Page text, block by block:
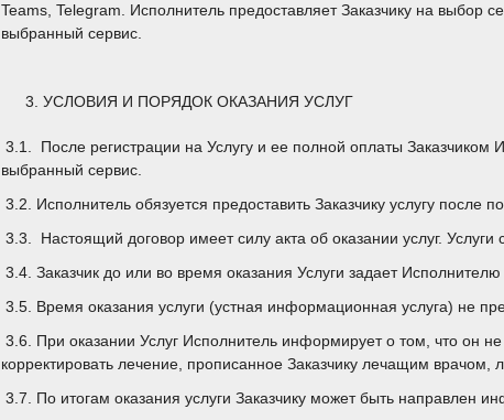
Teams, Telegram. Исполнитель предоставляет Заказчику на выбор
выбранный сервис.
УСЛОВИЯ И ПОРЯДОК ОКАЗАНИЯ УСЛУГ
3.1. После регистрации на Услугу и ее полной оплаты Заказчиком
выбранный сервис.
3.2. Исполнитель обязуется предоставить Заказчику услугу после
3.3.
Настоящий договор имеет силу акта об оказании услуг.
3.4. Заказчик до или во время оказания Услуги задает
3.5. Время оказания услуги (устная информационная услуга) не
3.6. При оказании Услуг Исполнитель информирует о том, что он
корректировать лечение, прописанное Заказчику лечащим врачом,
3.7. По итогам оказания услуги Заказчику может быть направлен